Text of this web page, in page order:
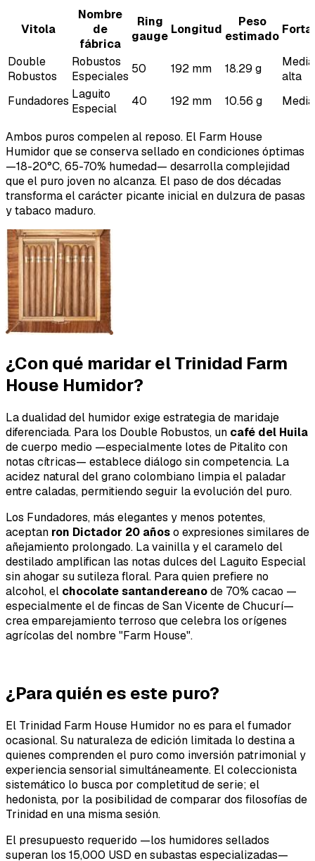
Vitola
Nombre
de
fábrica
Ring
gauge Longitud
Peso
estimado
Double
Robustos
Robustos
Especiales
50 192 mm 18.29 g
alta
Fundadores Laguito
Especial
40 192 mm 10.56 g Media
Ambos puros compelen al reposo. El Farm House
Humidor que se conserva sellado en condiciones óptimas
—18-20°C, 65-70% humedad— desarrolla complejidad
que el puro joven no alcanza. El paso de dos décadas
transforma el carácter picante inicial en dulzura de pasas
y tabaco maduro.
¿Con qué maridar el Trinidad Farm
House Humidor?
La dualidad del humidor exige estrategia de maridaje
diferenciada. Para los Double Robustos, un café del Huila
de cuerpo medio —especialmente lotes de Pitalito con
notas cítricas— establece diálogo sin competencia. La
acidez natural del grano colombiano limpia el paladar
entre caladas, permitiendo seguir la evolución del puro.
Los Fundadores, más elegantes y menos potentes,
aceptan ron Dictador 20 añoso expresiones similares de
añejamiento prolongado. La vainilla y el caramelo del
destilado amplifican las notas dulces del Laguito Especial
sin ahogar su sutileza floral. Para quien prefiere no
alcohol, el chocolate santandereanode 70% cacao —
especialmente el de fincas de San Vicente de Chucurí—
crea emparejamiento terroso que celebra los orígenes
agrícolas del nombre "Farm House".
¿Para quién es este puro?
El Trinidad Farm House Humidor no es para el fumador
ocasional. Su naturaleza de edición limitada lo destina a
quienes comprenden el puro como inversión patrimonial y
experiencia sensorial simultáneamente. El coleccionista
sistemático lo busca por completitud de serie; el
hedonista, por la posibilidad de comparar dos filosofías de
Trinidad en una misma sesión.
El presupuesto requerido —los humidores sellados
superan los 15,000 USD en subastas especializadas—